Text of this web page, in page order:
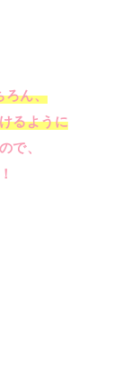
ろん、
るように
ので、